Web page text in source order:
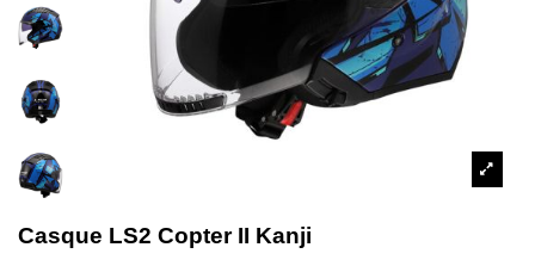
Casque LS2 Copter II Kanji